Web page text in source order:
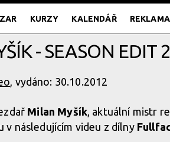
KURZY KALENDÁŘ REKLAMA
- SEASON EDIT
, vydáno: 30.10.2012
Milan Myšík, aktuální mistr
v následujícím videu z dílny